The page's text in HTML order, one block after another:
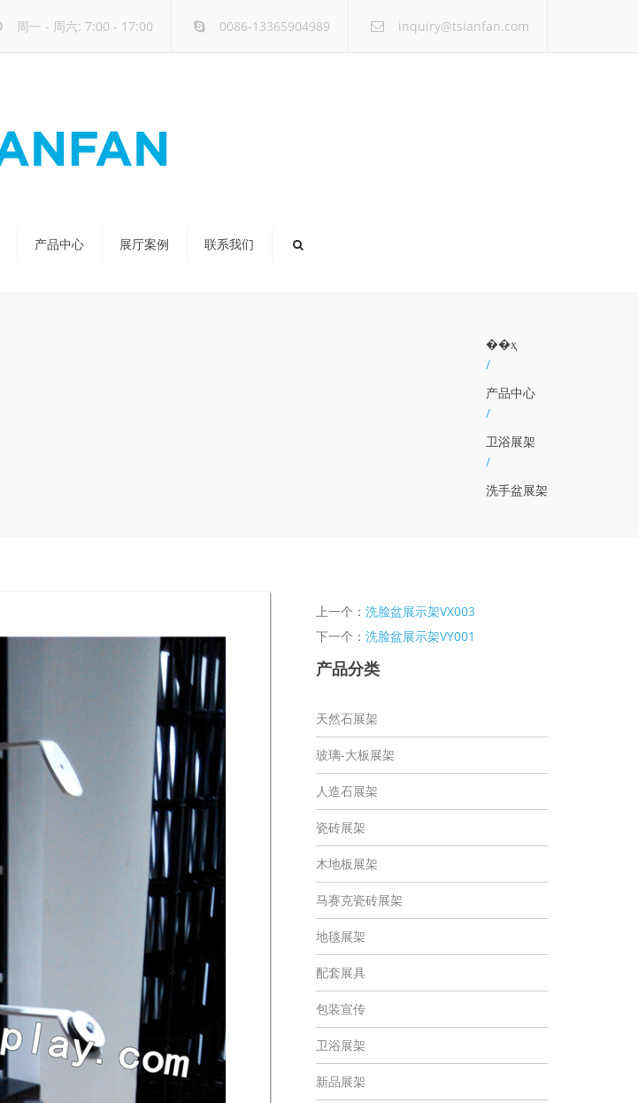
周一 - 周六: 7:00 - 17:00 0086-13365904989 inquiry@tsianfan.com
产品中心 展厅案例 联系我们
��ҳ
/
产品中心
/
卫浴展架
/
洗手盆展架
上一个： 洗脸盆展示架VX003
下一个： 洗脸盆展示架VY001
产品分类
天然石展架
玻璃-大板展架
人造石展架
瓷砖展架
木地板展架
马赛克瓷砖展架
地毯展架
配套展具
包装宣传
卫浴展架
新品展架